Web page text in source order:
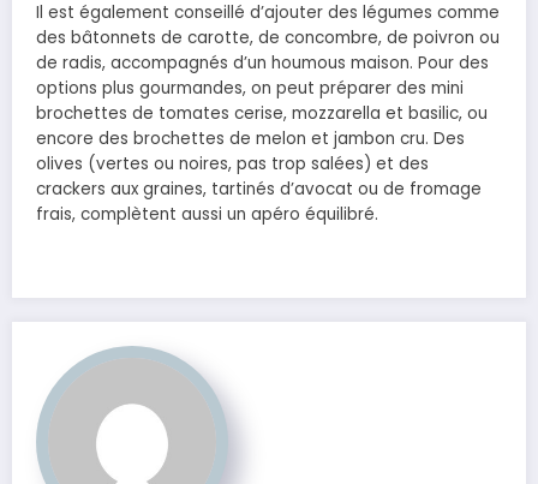
Il est également conseillé d’ajouter des légumes comme
des bâtonnets de carotte, de concombre, de poivron ou
de radis, accompagnés d’un houmous maison. Pour des
options plus gourmandes, on peut préparer des mini
brochettes de tomates cerise, mozzarella et basilic, ou
encore des brochettes de melon et jambon cru. Des
olives (vertes ou noires, pas trop salées) et des
crackers aux graines, tartinés d’avocat ou de fromage
frais, complètent aussi un apéro équilibré.